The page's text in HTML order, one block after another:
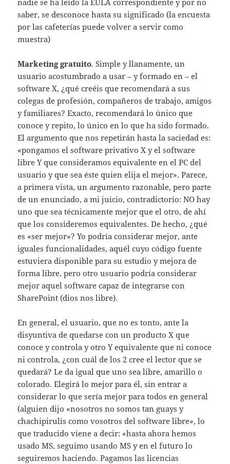
nadie se ha leído la EULA correspondiente y por no
saber, se desconoce hasta su significado (la encuesta
por las cafeterías puede volver a servir como
muestra)
Marketing gratuito. Simple y llanamente, un
usuario acostumbrado a usar – y formado en – el
software X, ¿qué creéis que recomendará a sus
colegas de profesión, compañeros de trabajo, amigos
y familiares? Exacto, recomendará lo único que
conoce y repito, lo único en lo que ha sido formado.
El argumento que nos repetirán hasta la saciedad es:
«pongamos el software privativo X y el software
libre Y que consideramos equivalente en el PC del
usuario y que sea éste quien elija el mejor». Parece,
a primera vista, un argumento razonable, pero parte
de un enunciado, a mi juicio, contradictorio: NO hay
uno que sea técnicamente mejor que el otro, de ahí
que los consideremos equivalentes. De hecho, ¿qué
es «ser mejor»? Yo podría considerar mejor, ante
iguales funcionalidades, aquél cuyo código fuente
estuviera disponible para su estudio y mejora de
forma libre, pero otro usuario podría considerar
mejor aquel software capaz de integrarse con
SharePoint (dios nos libre).
En general, el usuario, que no es tonto, ante la
disyuntiva de quedarse con un producto X que
conoce y controla y otro Y equivalente que ni conoce
ni controla, ¿con cuál de los 2 cree el lector que se
quedará? Le da igual que uno sea libre, amarillo o
colorado. Elegirá lo mejor para él, sin entrar a
considerar lo que sería mejor para todos en general
(alguien dijo «nosotros no somos tan guays y
chachipirulis como vosotros del software libre», lo
que traducido viene a decir: «hasta ahora hemos
usado MS, seguimo usando MS y en el futuro lo
seguiremos haciendo. Pagamos las licencias